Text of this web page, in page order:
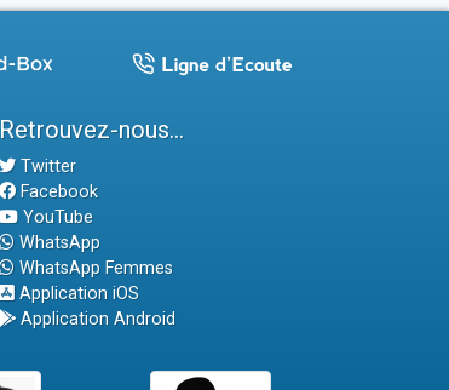
Retrouvez-nous...
Twitter
Facebook
YouTube
WhatsApp
WhatsApp Femmes
Application iOS
Application Android